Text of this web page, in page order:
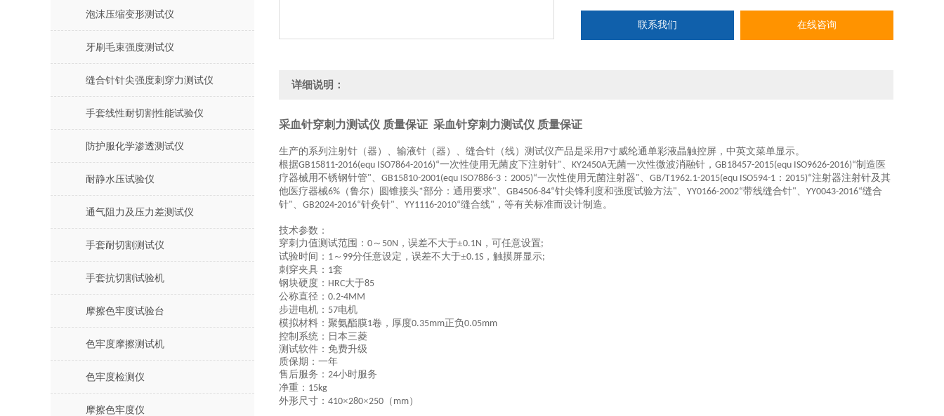
泡沫压缩变形测试仪
牙刷毛束强度测试仪
缝合针针尖强度刺穿力测试仪
手套线性耐切割性能试验仪
防护服化学渗透测试仪
耐静水压试验仪
通气阻力及压力差测试仪
手套耐切割测试仪
手套抗切割试验机
摩擦色牢度试验台
色牢度摩擦测试机
色牢度检测仪
摩擦色牢度仪
联系我们 在线咨询
详细说明：
采血针穿刺力测试仪 质量保证 采血针穿刺力测试仪 质量保证
生产的系列注射针（器）、输液针（器）、缝合针（线）测试仪产品是采用7寸威纶通单彩液晶触控屏，中英文菜单显示。
根据GB15811-2016(equ ISO7864-2016)“一次性使用无菌皮下注射针"、 KY2450A无菌一次性微波消融针， GB18457-2015(equ ISO9626-2016)“制造医
疗器械用不锈钢针管"、 GB15810-2001(equ ISO7886-3 ： 2005)“一次性使用无菌注射器"、 GB/T1962.1-2015(equ ISO594-1 ： 2015)“注射器注射针及其
他医疗器械6% （鲁尔）圆锥接头*部分：通用要求"、 GB4506-84“针尖锋利度和强度试验方法"、 YY0166-2002“带线缝合针"、 YY0043-2016“缝合
针"、 GB2024-2016“针灸针"、 YY1116-2010“缝合线" ， 等有关标准而设计制造。
技术参数：
穿刺力值测试范围： 0 ～ 50N ，误差不大于±0.1N ， 可任意设置;
试验时间： 1 ～ 99分任意设定，误差不大于±0.1S ， 触摸屏显示;
刺穿夹具： 1套
钢块硬度： HRC大于85
公称直径： 0.2-4MM
步进电机： 57电机
模拟材料：聚氨酯膜1卷，厚度0.35mm正负0.05mm
控制系统：日本三菱
测试软件：免费升级
质保期：一年
售后服务： 24小时服务
净重： 15kg
外形尺寸： 410×280×250 （ mm）